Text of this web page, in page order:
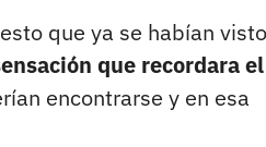
que ya se habían
que recordara el
encontrarse y en esa